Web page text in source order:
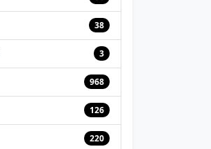
38
3
968
126
220